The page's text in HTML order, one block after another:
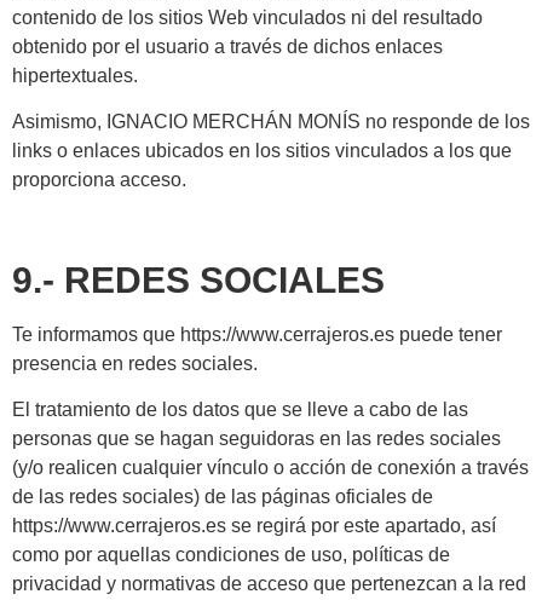
contenido de los sitios Web vinculados ni del resultado
obtenido por el usuario a través de dichos enlaces
hipertextuales.
Asimismo, IGNACIO MERCHÁN MONÍS no responde de los
links o enlaces ubicados en los sitios vinculados a los que
proporciona acceso.
9.- REDES SOCIALES
Te informamos que https://www.cerrajeros.es puede tener
presencia en redes sociales.
El tratamiento de los datos que se lleve a cabo de las
personas que se hagan seguidoras en las redes sociales
(y/o realicen cualquier vínculo o acción de conexión a través
de las redes sociales) de las páginas oficiales de
https://www.cerrajeros.es se regirá por este apartado, así
como por aquellas condiciones de uso, políticas de
privacidad y normativas de acceso que pertenezcan a la red